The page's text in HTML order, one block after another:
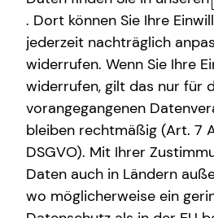
Ganzheitlich beraten“ bedeutet
Ausrichtung auf deine
Bedürfnisse. Gemeinsam
deine Finanzplanung und
maßgeschneidertes und
immer wieder neu an deine
anpassen können – dein Leben
Um dir passende Produkte
tecis mit einer Vielzahl
Produktpartnerinnen und -partner
. Dort können Sie Ihre
jederzeit nachträglich
widerrufen. Wenn Sie Ihre
widerrufen, gilt das nur für
vorangegangenen
bleiben rechtmäßig (Art. 7
DSGVO). Mit Ihrer
Daten auch in Ländern
wo möglicherweise ein